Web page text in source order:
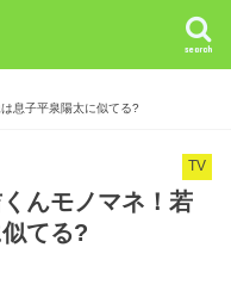
search
息子平泉陽太に似てる?
TV
んモノマネ！若
てる?